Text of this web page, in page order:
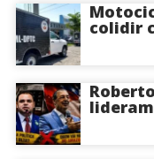
colidir